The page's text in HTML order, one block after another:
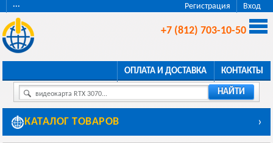
Регистрация Вход
···
+7 (812) 703-10-50
ОПЛАТА И ДОСТАВКА КОНТАКТЫ
видеокарта RTX 3070... НАЙТИ
КАТАЛОГ ТОВАРОВ ›